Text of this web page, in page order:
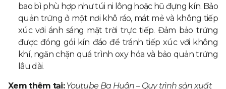
bao bì phù hợp như túi ni lông hoặc hũ đựng kín. Bảo
quản trứng ở một nơi khô ráo, mát mẻ và không tiếp
xúc với ánh sáng mặt trời trực tiếp. Đảm bảo trứng
được đóng gói kín đáo để tránh tiếp xúc với không
khí, ngăn chặn quá trình oxy hóa và bảo quản trứng
lâu dài.
Xem thêm tại: Youtube Ba Huân – Quy trình sản xuất